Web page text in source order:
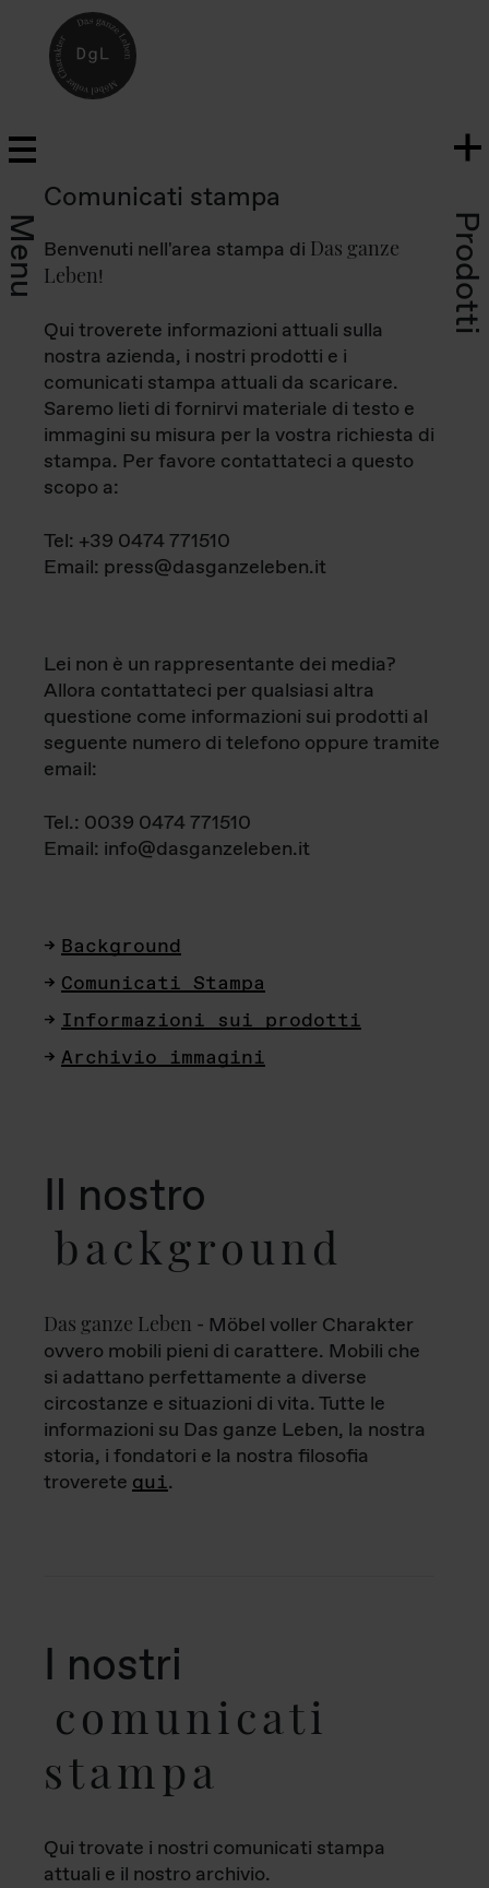
Menu Prodotti
Comunicati stampa
Benvenuti nell'area stampa di Das ganze
Leben!
Qui troverete informazioni attuali sulla
nostra azienda, i nostri prodotti e i
comunicati stampa attuali da scaricare.
Saremo lieti di fornirvi materiale di testo e
immagini su misura per la vostra richiesta di
stampa. Per favore contattateci a questo
scopo a:
Tel: +39 0474 771510
Email: press@dasganzeleben.it
Lei non è un rappresentante dei media?
Allora contattateci per qualsiasi altra
questione come informazioni sui prodotti al
seguente numero di telefono oppure tramite
email:
Tel.: 0039 0474 771510
Email: info@dasganzeleben.it
Background
Comunicati Stampa
Informazioni sui prodotti
Archivio immagini
Il nostro
background
Das ganze Leben - Möbel voller Charakter
ovvero mobili pieni di carattere. Mobili che
si adattano perfettamente a diverse
circostanze e situazioni di vita. Tutte le
informazioni su Das ganze Leben, la nostra
storia, i fondatori e la nostra filosofia
troverete qui.
I nostri
comunicati
stampa
Qui trovate i nostri comunicati stampa
attuali e il nostro archivio.